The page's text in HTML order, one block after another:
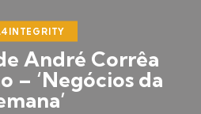
André Corrêa
– ‘Negócios da